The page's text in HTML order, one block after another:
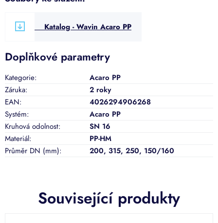
Související produkty
Katalog - Wavin Acaro PP
Doplňkové parametry
Kategorie:
Acaro PP
Záruka:
2 roky
EAN:
4026294906268
Systém:
Acaro PP
Kruhová odolnost:
SN 16
Materiál:
PP-HM
Průměr DN (mm): 200, 315, 250, 150/160